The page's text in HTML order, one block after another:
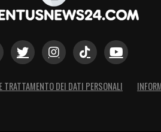
TRATTAMENTO DEI DATI PERSONALI